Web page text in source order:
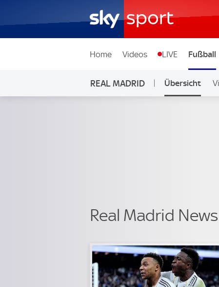
Home Videos LIVE Fußball
REAL MADRID Übersicht
Real Madrid News